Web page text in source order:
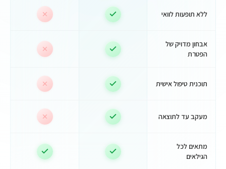
ללא תופעות לוואי
אבחון מדויק של
הפטרת
תוכנית טיפול אישית
מעקב עד לתוצאה
מתאים לכל
הגילאים